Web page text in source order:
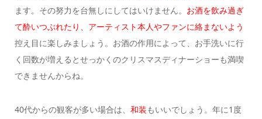
ます。 その努力を台無しにしてはいけません。 お酒を飲み過ぎ
て酔いつぶれたり、アーティスト本人やファンに絡まないよう
控え目に楽しみましょう。 お酒の作用によって、お手洗いに行
く回数が増えるとせっかくのクリスマスディナーショーも満喫
できませんからね。
40代からの観客が多い場合は、 和装もいいでしょう。 年に1度